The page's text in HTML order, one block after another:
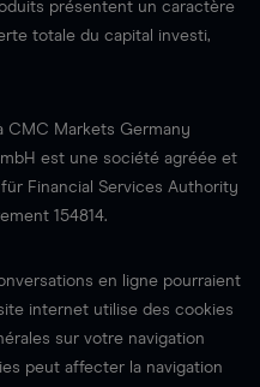
présentent un caractère
totale du capital investi,
CMC Markets Germany
est une société agréée et
Financial Services Authority
154814.
en ligne pourraient
internet utilise des cookies
sur votre navigation
peut affecter la navigation